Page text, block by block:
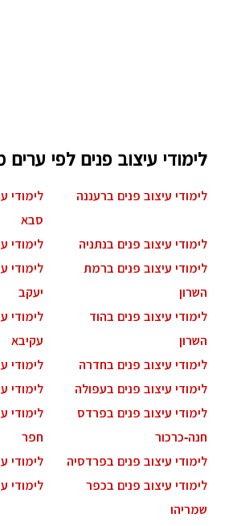
לימודי עיצוב פנים לפי
לימודי עיצוב פנים ברעננה
לימודי
סבא
לימודי עיצוב פנים בנתניה
לימודי
לימודי עיצוב פנים ברמת
השרון
לימודי
יעקב
לימודי עיצוב פנים בהוד
השרון
לימודי
עקיבא
לימודי עיצוב פנים בחדרה
לימודי
לימודי עיצוב פנים בעפולה
לימודי
לימודי עיצוב פנים בפרדס
חנה-כרכור
לימודי
חפר
לימודי עיצוב פנים בפרדסיה
לימודי
לימודי עיצוב פנים בכפר
שמריהו
לימודי